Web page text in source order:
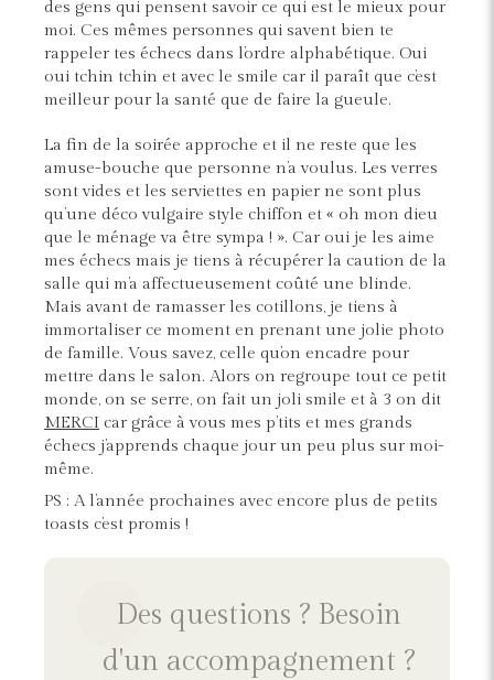
des gens qui pensent savoir ce qui est le mieux pour
moi. Ces mêmes personnes qui savent bien te
rappeler tes échecs dans l’ordre alphabétique. Oui
oui tchin tchin et avec le smile car il paraît que c’est
meilleur pour la santé que de faire la gueule.
La fin de la soirée approche et il ne reste que les
amuse-bouche que personne n’a voulus. Les verres
sont vides et les serviettes en papier ne sont plus
qu’une déco vulgaire style chiffon et « oh mon dieu
que le ménage va être sympa ! ». Car oui je les aime
mes échecs mais je tiens à récupérer la caution de la
salle qui m’a affectueusement coûté une blinde.
Mais avant de ramasser les cotillons, je tiens à
immortaliser ce moment en prenant une jolie photo
de famille. Vous savez, celle qu’on encadre pour
mettre dans le salon. Alors on regroupe tout ce petit
monde, on se serre, on fait un joli smile et à 3 on dit
MERCI car grâce à vous mes p’tits et mes grands
échecs j’apprends chaque jour un peu plus sur moi-
même.
PS : A l’année prochaines avec encore plus de petits
toasts c’est promis !
Des questions ? Besoin
d'un accompagnement ?